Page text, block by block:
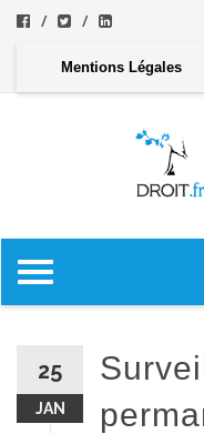
Mentions Légales
25
JAN